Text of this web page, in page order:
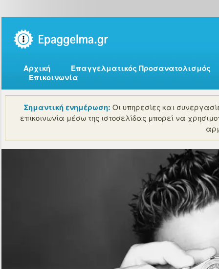
Αρχική
Επαγγελματικός Προσανατολισμός
Επικοινωνία
Σημαντική ενημέρωση: Οι υπηρεσίες και
επικοινωνία μέσω της ιστοσελίδας μπορεί να